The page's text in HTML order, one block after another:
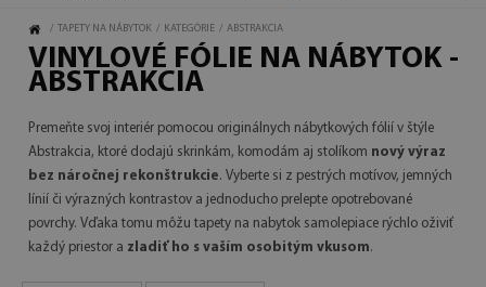
/ TAPETY NA NÁBYTOK / KATEGÓRIE / ABSTRAKCIA
VINYLOVÉ FÓLIE NA NÁBYTOK -
ABSTRAKCIA
Premeňte svoj interiér pomocou originálnych nábytkových fólií v štýle
Abstrakcia, ktoré dodajú skrinkám, komodám aj stolíkom nový výraz
bez náročnej rekonštrukcie. Vyberte si z pestrých motívov, jemných
línií či výrazných kontrastov a jednoducho prelepte opotrebované
povrchy. Vďaka tomu môžu tapety na nabytok samolepiace rýchlo oživiť
každý priestor a zladiť ho s vaším osobitým vkusom.